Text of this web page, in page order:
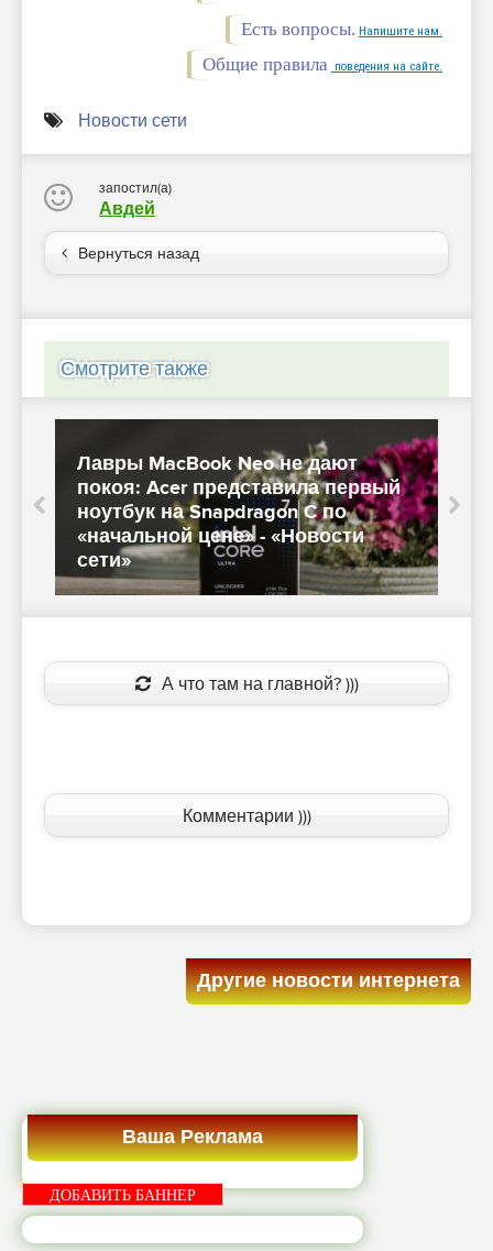
Есть вопросы. Напишите нам.
Общие правила поведения на сайте.
Новости сети
запостил(а)
Авдей
Вернуться назад
Смотрите также
Лавры MacBook Neo не дают
покоя: Acer представила первый
ноутбук на Snapdragon C по
«начальной цене» - «Новости
сети»
А что там на главной? )))
Комментарии )))
Другие новости интернета
Ваша Реклама
ДОБАВИТЬ БАННЕР